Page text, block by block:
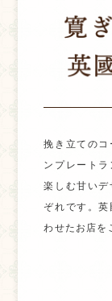
挽き立ての
ンプレート
楽しむ甘い
ぞれです。
わせたお店を